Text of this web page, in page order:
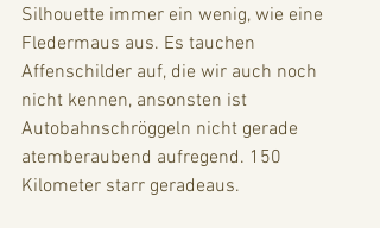
Silhouette immer ein wenig, wie eine
Fledermaus aus. Es tauchen
Affenschilder auf, die wir auch noch
nicht kennen, ansonsten ist
Autobahnschröggeln nicht gerade
atemberaubend aufregend. 150
Kilometer starr geradeaus.